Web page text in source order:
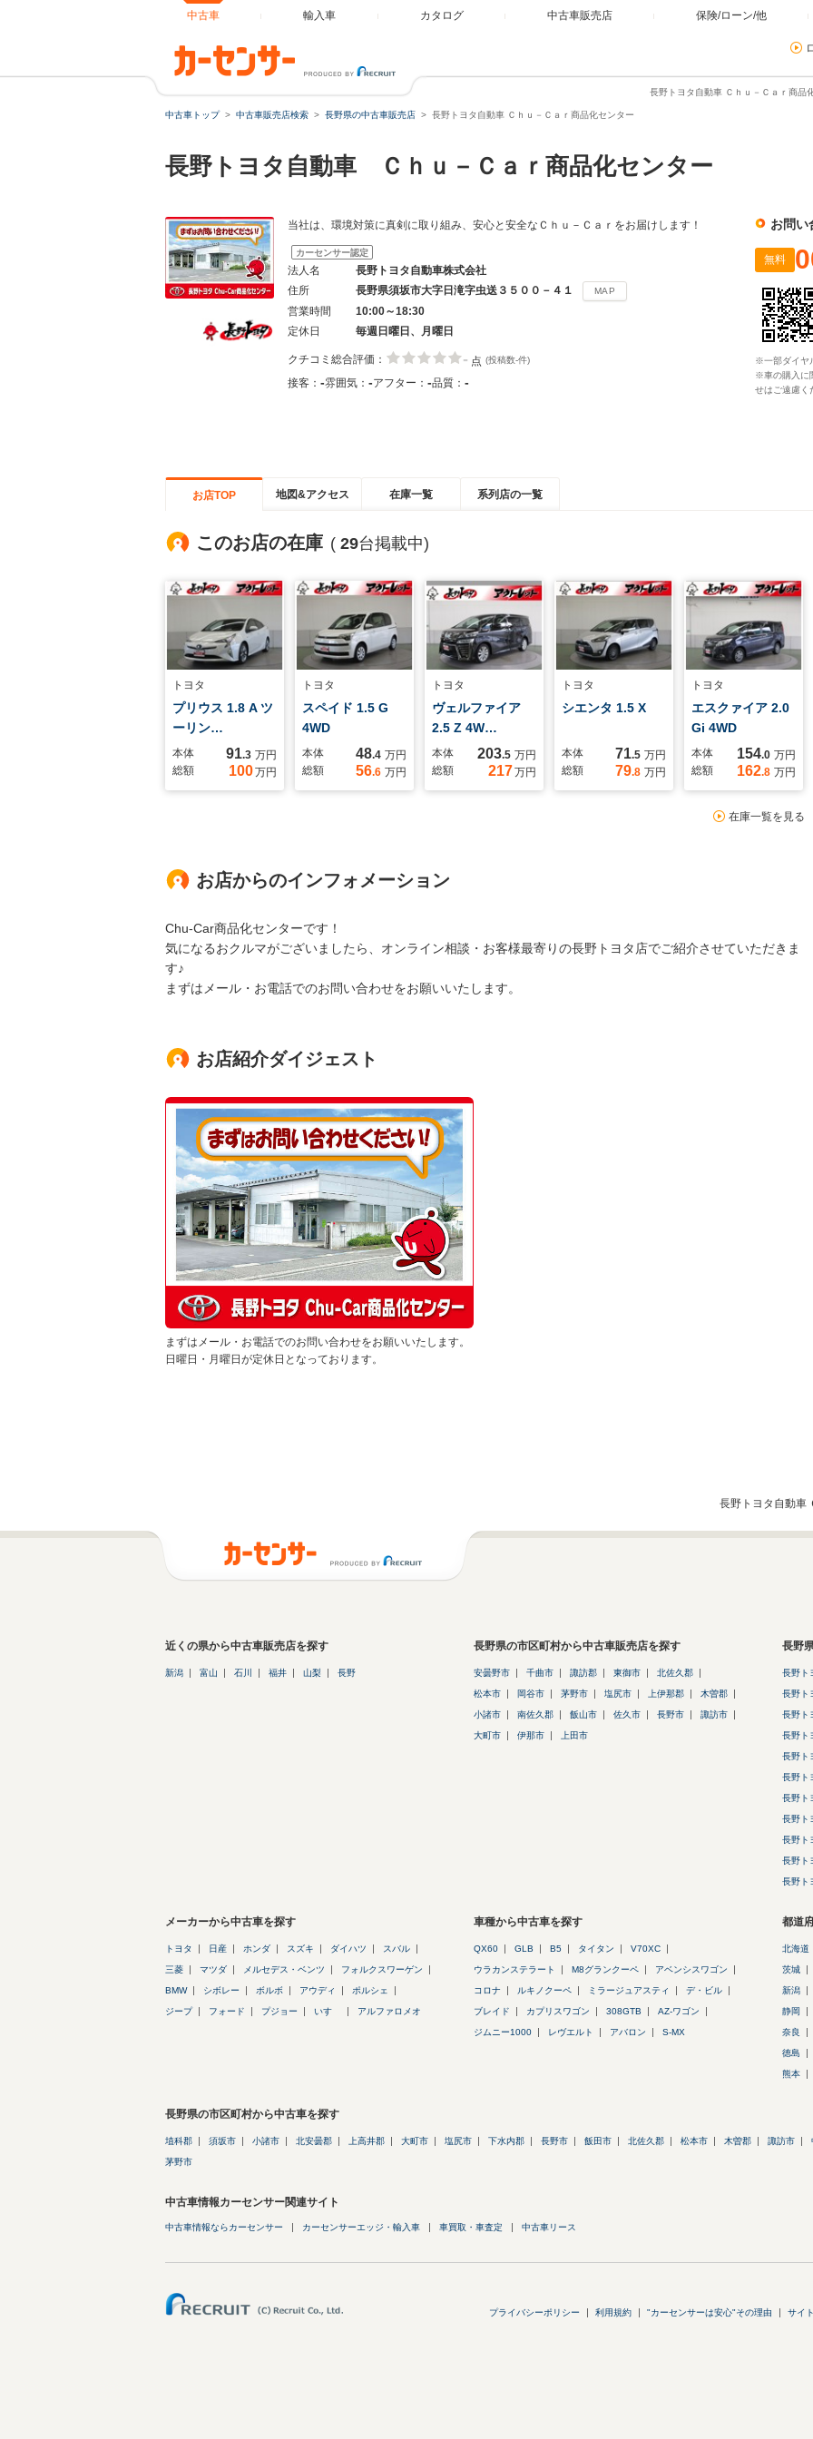
中古車 輸入車 カタログ 中古車販売店 保険/ローン/他
長野トヨタ自動車 Ｃｈｕ－Ｃａｒ商品
中古車トップ 中古車販売店検索 長野県の中古車販売店 長野トヨタ自動車 Ｃｈｕ－Ｃａｒ商品化センター
長野トヨタ自動車 Ｃｈｕ－Ｃａｒ商品化センター
当社は、環境対策に真剣に取り組み、安心と安全なＣｈｕ－Ｃａｒをお届けします！
カーセンサー認定
法人名
長野トヨタ自動車株式会社
住所
長野県須坂市大字日滝字虫送３５００－４１ MAP
営業時間
10:00～18:30
定休日
毎週日曜日、月曜日
クチコミ総合評価： - 点 (投稿数-件)
接客： -雰囲気： -アフター： -品質： -
お問い
無料
※一部ダイヤ
※車の購入に
せはご遠慮く
お店TOP 地図&アクセス 在庫一覧 系列店の一覧
このお店の在庫 ( 29台掲載中)
トヨタ
プリウス 1.8 A ツ
ーリン…
本体 91.3 万円
総額
100万円
トヨタ
スペイド 1.5 G
4WD
本体 48.4 万円
総額
56.6 万円
トヨタ
ヴェルファイア
2.5 Z 4W…
本体 203.5 万円
総額
217万円
トヨタ
シエンタ 1.5 X
本体 71.5 万円
総額
79.8 万円
トヨタ
エスクァイア 2.0
Gi 4WD
本体 154.0 万円
総額
162.8 万円
在庫一覧を見る
お店からのインフォメーション
Chu-Car商品化センターです！
気になるおクルマがございましたら、オンライン相談・お客様最寄りの長野トヨタ店でご紹介させていただきま
す♪
まずはメール・お電話でのお問い合わせをお願いいたします。
お店紹介ダイジェスト
まずはメール・お電話でのお問い合わせをお願いいたします。
日曜日・月曜日が定休日となっております。
長野トヨタ自動車
近くの県から中古車販売店を探す
新潟 富山 石川 福井 山梨 長野
長野県の市区町村から中古車販売店を探す
安曇野市 千曲市 諏訪郡 東御市 北佐久郡
松本市 岡谷市 茅野市 塩尻市 上伊那郡 木曽郡
小諸市 南佐久郡 飯山市 佐久市 長野市 諏訪市
大町市 伊那市 上田市
長野
長野ト
長野
長野
長野ト
長野ト
長野
長野ト
長野ト
長野ト
長野ト
長野ト
メーカーから中古車を探す
トヨタ 日産 ホンダ スズキ ダイハツ スバル
三菱 マツダ メルセデス・ベンツ フォルクスワーゲン
BMW シボレー ボルボ アウディ ポルシェ
ジープ フォード プジョー いすゞ アルファロメオ
車種から中古車を探す
QX60 GLB B5 タイタン V70XC
ウラカンステラート M8グランクーペ アベンシスワゴン
コロナ ルキノクーペ ミラージュアスティ デ・ビル
ブレイド カプリスワゴン 308GTB AZ-ワゴン
ジムニー1000 レヴエルト アバロン S-MX
都道
北海道
茨城
新潟
静岡
奈良
徳島
熊本
長野県の市区町村から中古車を探す
埴科郡 須坂市 小諸市 北安曇郡 上高井郡 大町市 塩尻市 下水内郡 長野市 飯田市 北佐久郡 松本市 木曽郡 諏訪市
茅野市
中古車情報カーセンサー関連サイト
中古車情報ならカーセンサー カーセンサーエッジ・輸入車 車買取・車査定 中古車リース
プライバシーポリシー 利用規約 "カーセンサーは安心"その理由 サイ